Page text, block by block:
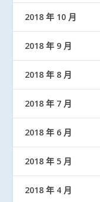
2018 年 10 月
2018 年 9 月
2018 年 8 月
2018 年 7 月
2018 年 6 月
2018 年 5 月
2018 年 4 月